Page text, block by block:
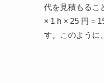
代を見積もるこ
× 1 h × 25 円 =
す。このように